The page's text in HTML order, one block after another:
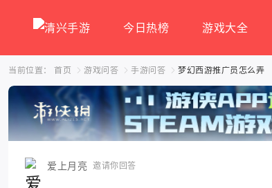
今日热榜 游戏大全
当前位置： 首页 游戏问答 手游问答 梦幻西游推广员怎么弄
爱上月亮 邀请你回答